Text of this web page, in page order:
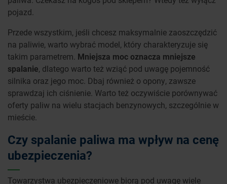
pojazd.
Przede wszystkim, jeśli chcesz maksymalnie zaoszczędzić
na paliwie, warto wybrać model, który charakteryzuje się
takim parametrem. Mniejsza moc oznacza mniejsze
spalanie, dlatego warto też wziąć pod uwagę pojemność
silnika oraz jego moc. Dbaj również o opony, zawsze
sprawdzaj ich ciśnienie. Warto też oczywiście porównywać
oferty paliw na wielu stacjach benzynowych, szczególnie w
mieście.
Czy spalanie paliwa ma wpływ na cenę
ubezpieczenia?
Towarzystwa ubezpieczeniowe biorą pod uwagę wiele